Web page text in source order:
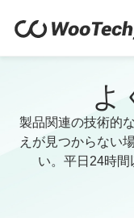
よ
製品関連の技術的
えが見つからない
い。平日24時間